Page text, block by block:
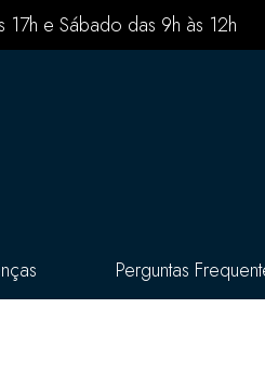
e Sábado das 9h às 12h
Perguntas